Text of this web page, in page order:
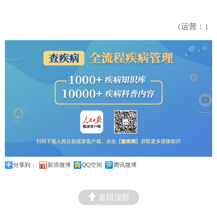
（运营：）
分享到： 新浪微博 QQ空间 腾讯微博
返回顶部